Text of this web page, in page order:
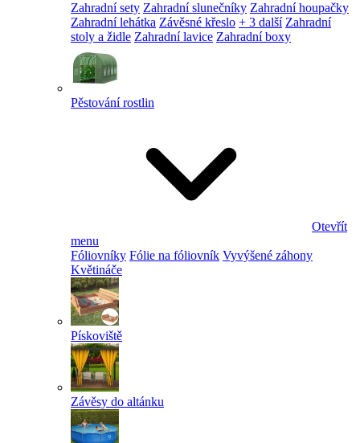
Zahradní sety Zahradní slunečníky Zahradní houpačky
Zahradní lehátka Závěsné křeslo + 3 další Zahradní
stoly a židle Zahradní lavice Zahradní boxy
Pěstování rostlin
Otevřít
menu
Fóliovníky Fólie na fóliovník Vyvýšené záhony
Květináče
Pískoviště
Závěsy do altánku